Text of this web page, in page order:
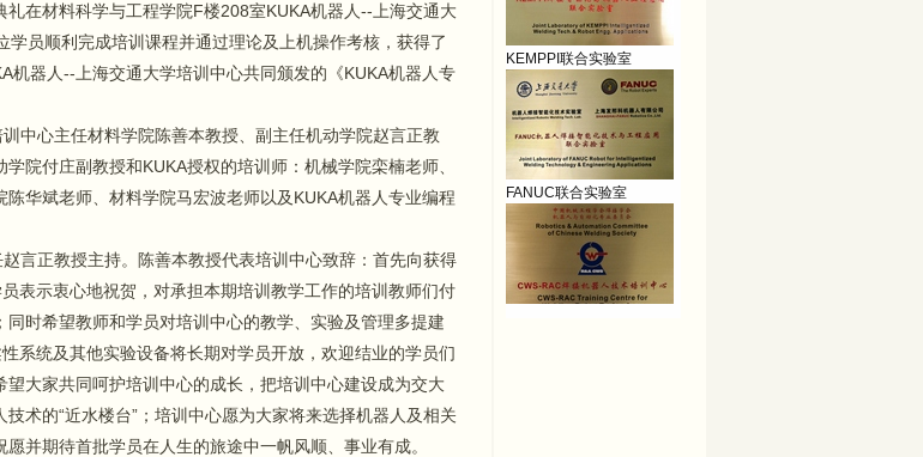
礼在材料科学与工程学院F楼208室KUKA机器人--上海交通大
学员顺利完成培训课程并通过理论及上机操作考核，获得了
机器人--上海交通大学培训中心共同颁发的《KUKA机器人专
心主任材料学院陈善本教授、副主任机动学院赵言正教
院付庄副教授和KUKA授权的培训师：机械学院栾楠老师、
华斌老师、材料学院马宏波老师以及KUKA机器人专业编程
正教授主持。陈善本教授代表培训中心致辞：首先向获得
表示衷心地祝贺，对承担本期培训教学工作的培训教师们付
同时希望教师和学员对培训中心的教学、实验及管理多提建
系统及其他实验设备将长期对学员开放，欢迎结业的学员们
大家共同呵护培训中心的成长，把培训中心建设成为交大
术的“近水楼台”；培训中心愿为大家将来选择机器人及相关
并期待首批学员在人生的旅途中一帆风顺、事业有成。
KEMPPI联合实验室
FANUC联合实验室
CWS-RAC焊接培训中心